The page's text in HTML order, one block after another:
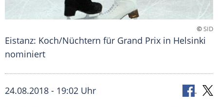
©SID
Eistanz: Koch/Nüchtern für Grand Prix in Helsinki
nominiert
24.08.2018 - 19:02 Uhr